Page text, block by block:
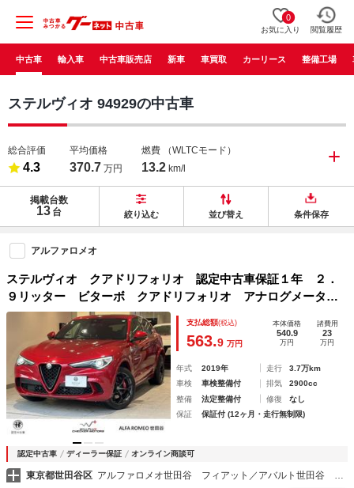
0
お気に入り 閲覧履歴
中古車 輸入車 中古車販売店 新車 車買取 カーリース 整備工場
ステルヴィオ 94929の中古車
総合評価
4.3
平均価格
370.7 万円
燃費 （WLTCモード）
13.2 km/l
掲載台数
13 台 絞り込む 並び替え 条件保存
アルファロメオ
ステルヴィオ クアドリフォリオ 認定中古車保証１年 ２．
９リッター ビターボ クアドリフォリオ アナログメータ
ー アルカンターラスシート ＡＣＣ 可変バルブ ｄｎａモ
ードセレクター ｒａｃｅモード ＡＬＦＡアクティブサスペ
ンション
支払総額(税込)
563.9 万円
本体価格
540.9
万円
諸費用
23
万円
年式 2019年 走行
3.7万km
車検
車検整備付 排気
2900cc
整備
法定整備付 修復
なし
保証
保証付 (12ヶ月・走行無制限)
認定中古車 ディーラー保証 オンライン商談可
東京都世田谷区 アルファロメオ世田谷 フィアット／アバルト世田谷 ウイルプラスチェッカーモータース（株）